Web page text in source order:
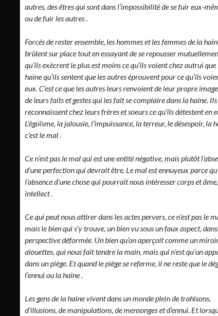
autres, des êtres qui sont dans l’impossibilité de se fuir eux-
ou de fuir les autres .
Forcés de rester ensemble, les hommes et les femmes de la
brûlent sur place tout en essayant de se repousser
qu’ils exècrent le plus est moins ce qu’ils voient chez autrui que
haine qu’ils sentent que les autres éprouvent pour ce qu’ils
eux. C’est ce que les autres leurs renvoient de leur propre
de leurs faits et gestes qui les fait se complaire dans la haine. Ils
reconnaissent chez leurs frères et soeurs ce qu’ils détestent en
L’égoïsme, la jalousie, l’impuissance, la terreur, le désespoir, la
c’est le mal .
Ce n’est pas le mal qui est une entité négative, mais plutôt
d’une perfection qui devrait être. Le mal est ennuyeux parce
l’absence d’une chose qui pourrait nous intéresser corps et
intellect .
Ce qui peut nous attirer dans les actes pervers, ce n’est pas le
mais le bien qui s’y trouve, un bien vu sous un faux aspect,
perspective déformée. Un bien qu’on aperçoit comme un
alouettes, qui nous fait tendre la main, mais qui n’est qu’un
dans un piège. Et quand le piège se referme, il ne reste que le
l’ennui ou la haine .
Les gens de la haine vivent dans un monde plein de trahisons,
d’illusions, de manipulations, de mensonges et d’ennui. Et